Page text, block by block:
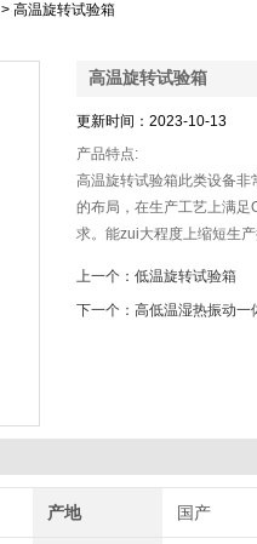
> 高温旋转试验箱
高温旋转试验箱
更新时间：2023-10-13
产品特点:
高温旋转试验箱此类设备非
的布局，在生产工艺上
求。能zui大程度上缩短生产
ECU、ABS传感器等我
上一个： 低温旋转试验箱
下一个： 高低温湿热振动一
产地 国产